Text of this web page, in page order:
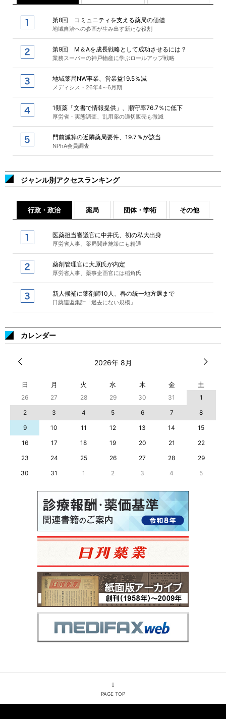
第8回 コミュニティを支える薬局の価値
地域自治への参画が生み出す新たな役割
第9回 M＆Aを成長戦略として成功させるには？
業務スーパーの神戸物産に学ぶロールアップ戦略
地域薬局NW事業、営業益19.5％減
メディシス・26年4～6月期
1類薬「文書で情報提供」、順守率76.7％に低下
厚労省・実態調査、乱用薬の適切販売も微減
門前減算の近隣薬局要件、19.7％が該当
NPhA会員調査
ジャンル別アクセスランキング
行政・政治 薬局 団体・学術 その他
医薬担当審議官に中井氏、初の私大出身
厚労省人事、薬局関連施策にも精通
薬剤管理官に大原氏が内定
厚労省人事、薬事企画官には稲角氏
新人候補に薬剤師10人、春の統一地方選まで
日薬連盟集計「過去にない規模」
カレンダー
2026年 8月
日 月 火 水 木 金 土
26 27 28 29 30 31
1
2
3 4 5 6 7
8
9
10 11 12 13 14
15
16
17 18 19 20 21
22
23
24 25 26 27 28
29
30
31 1 2 3 4 5
PAGE TOP